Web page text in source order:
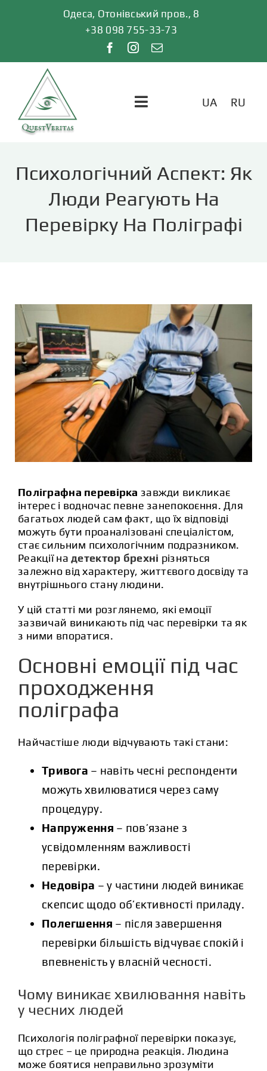
Одеса, Отонівський пров., 8
+38 098 755-33-73
Toggle
ПОСЛУГИ
ВІДГУКИ
КОНТАКТИ
UA RU
Психологічний Аспект: Як
Люди Реагують На
Перевірку На Поліграфі
Поліграфна перевірка завжди викликає
інтерес і водночас певне занепокоєння. Для
багатьох людей сам факт, що їх відповіді
можуть бути проаналізовані спеціалістом,
стає сильним психологічним подразником.
Реакції надетектор брехні різняться
залежно від характеру, життєвого досвіду та
внутрішнього стану людини.
У цій статті ми розглянемо, які емоції
зазвичай виникають під час перевірки та як
з ними впоратися.
Основні емоції під час
проходження
поліграфа
Найчастіше люди відчувають такі стани:
Тривога – навіть чесні респонденти
можуть хвилюватися через саму
процедуру.
Напруження – пов’язане з
усвідомленням важливості
перевірки.
Недовіра – у частини людей виникає
скепсис щодо об’єктивності приладу.
Полегшення – після завершення
перевірки більшість відчуває спокій і
впевненість у власній чесності.
Чому виникає хвилювання навіть
у чесних людей
Психологія поліграфної перевірки показує,
що стрес – це природна реакція. Людина
може боятися неправильно зрозуміти